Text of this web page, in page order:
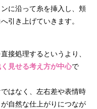
に沿って糸を挿入し、頬
引き上げていきます。
接処理するというより、
見せる考え方が中心で
はなく、左右差や表情時
自然な仕上がりにつなが